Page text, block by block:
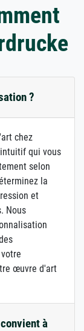
?
chez
qui vous
selon
la
et
Nous
œuvre d'art
à